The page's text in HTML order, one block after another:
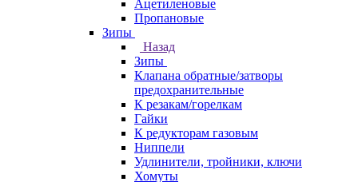
Ацетиленовые
Пропановые
Зипы
Назад
Зипы
Клапана обратные/затворы
предохранительные
К резакам/горелкам
Гайки
К редукторам газовым
Ниппели
Удлинители, тройники, ключи
Хомуты